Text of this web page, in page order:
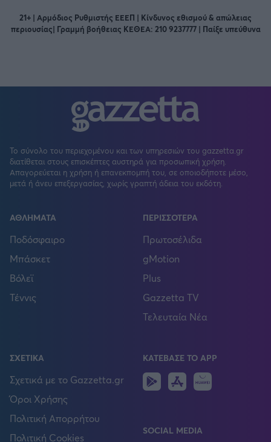
21+ | Αρμόδιος Ρυθμιστής ΕΕΕΠ | Κίνδυνος εθισμού & απώλειας
περιουσίας| Γραμμή βοήθειας ΚΕΘΕΑ: 210 9237777 | Παίξε υπεύθυνα
Το σύνολο του περιεχομένου και των υπηρεσιών του gazzetta.gr
διατίθεται στους επισκέπτες αυστηρά για προσωπική χρήση.
Απαγορεύεται η χρήση ή επανεκπομπή του, σε οποιοδήποτε μέσο,
μετά ή άνευ επεξεργασίας, χωρίς γραπτή άδεια του εκδότη.
ΑΘΛΗΜΑΤΑ
Ποδόσφαιρο
Μπάσκετ
Βόλεϊ
Τέννις
ΠΕΡΙΣΣΟΤΕΡΑ
Πρωτοσέλιδα
gMotion
Plus
Gazzetta TV
Τελευταία Νέα
ΣΧΕΤΙΚΑ
Σχετικά με το Gazzetta.gr
Όροι Χρήσης
Πολιτική Απορρήτου
Πολιτική Cookies
ΚΑΤΕΒΑΣΕ ΤΟ APP
Android
IOS
SOCIAL MEDIA